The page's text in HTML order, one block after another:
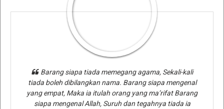
Barang siapa tiada memegang agama, Sekali-kali
tiada boleh dibilangkan nama. Barang siapa mengenal
yang empat, Maka ia itulah orang yang ma’rifat Barang
siapa mengenal Allah, Suruh dan tegahnya tiada ia